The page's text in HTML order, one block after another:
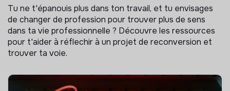
Tu ne t'épanouis plus dans ton travail, et tu envisages
de changer de profession pour trouver plus de sens
dans ta vie professionnelle ? Découvre les ressources
pour t'aider à réflechir à un projet de reconversion et
trouver ta voie.